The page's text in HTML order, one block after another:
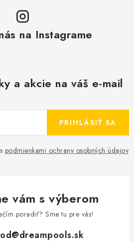
na Instagrame
a akcie na váš e-mail
podmienkami ochrany osobných údajov
PRIHLÁSIŤ SA
vám s výberom
poradiť? Sme tu pre vás!
@dreampools.sk